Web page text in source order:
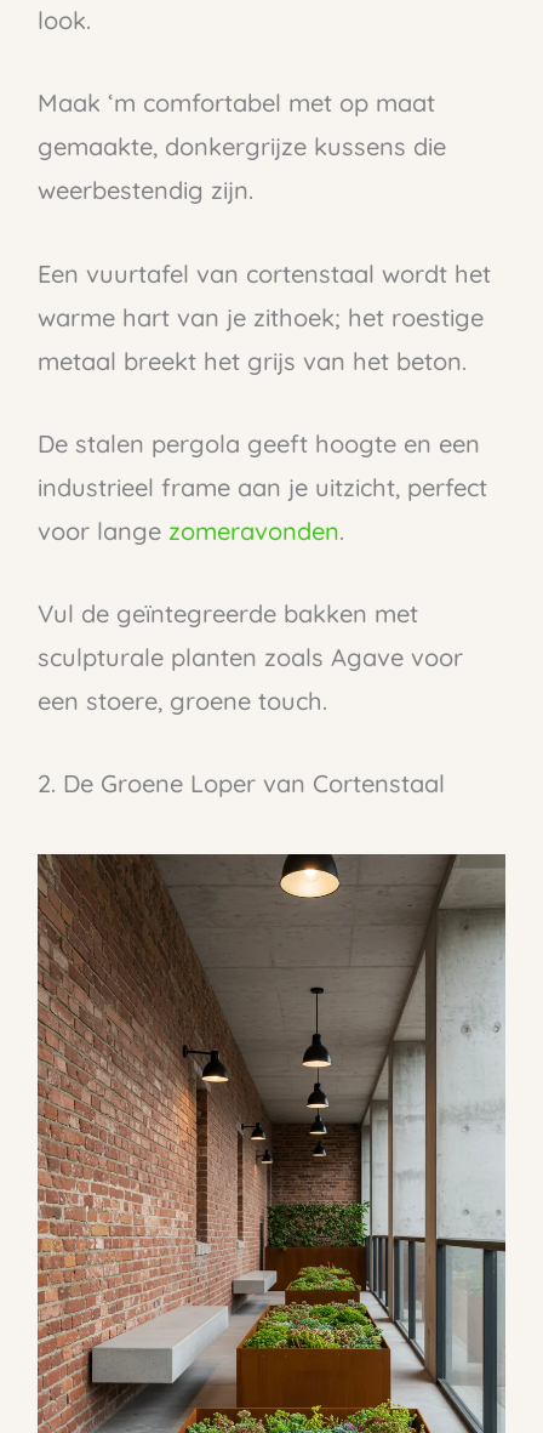
look.
Maak ‘m comfortabel met op maat
gemaakte, donkergrijze kussens die
weerbestendig zijn.
Een vuurtafel van cortenstaal wordt het
warme hart van je zithoek; het roestige
metaal breekt het grijs van het beton.
De stalen pergola geeft hoogte en een
industrieel frame aan je uitzicht, perfect
voor lange zomeravonden.
Vul de geïntegreerde bakken met
sculpturale planten zoals Agave voor
een stoere, groene touch.
2. De Groene Loper van Cortenstaal